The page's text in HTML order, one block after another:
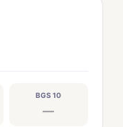
BGS 10
—